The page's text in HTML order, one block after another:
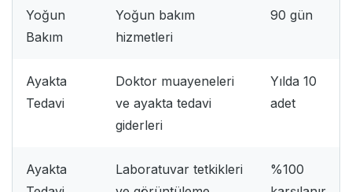
Yoğun
Bakım
Yoğun bakım
hizmetleri
90 gün
Ayakta
Tedavi
Doktor muayeneleri
ve ayakta tedavi
giderleri
Yılda 10
adet
Ayakta
Laboratuvar tetkikleri
%100